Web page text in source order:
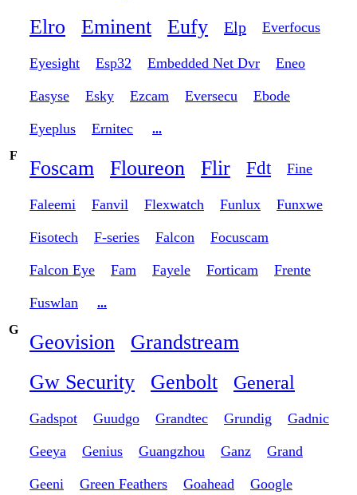
Elro
Eminent Eufy Elp Everfocus
Eyesight Esp32 Embedded Net Dvr Eneo
Easyse Esky Ezcam Eversecu Ebode
Eyeplus Ernitec
...
F
Foscam Floureon Flir Fdt Fine
Faleemi Fanvil Flexwatch Funlux Funxwe
Fisotech F-series Falcon Focuscam
Falcon Eye Fam Fayele Forticam Frente
Fuswlan
...
G
Geovision
Grandstream
Gw Security
Genbolt General
Gadspot Guudgo Grandtec Grundig Gadnic
Geeya Genius Guangzhou Ganz Grand
Geeni Green Feathers Goahead Google